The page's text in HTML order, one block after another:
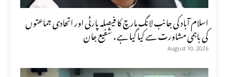
اسلام آباد کی جانب لانگ مارچ کا فیصلہ پارٹی اور اتحادی جماعتوں
کی باہمی مشاورت سے کیا گیا ہے، شفیع جان
August 10, 2026